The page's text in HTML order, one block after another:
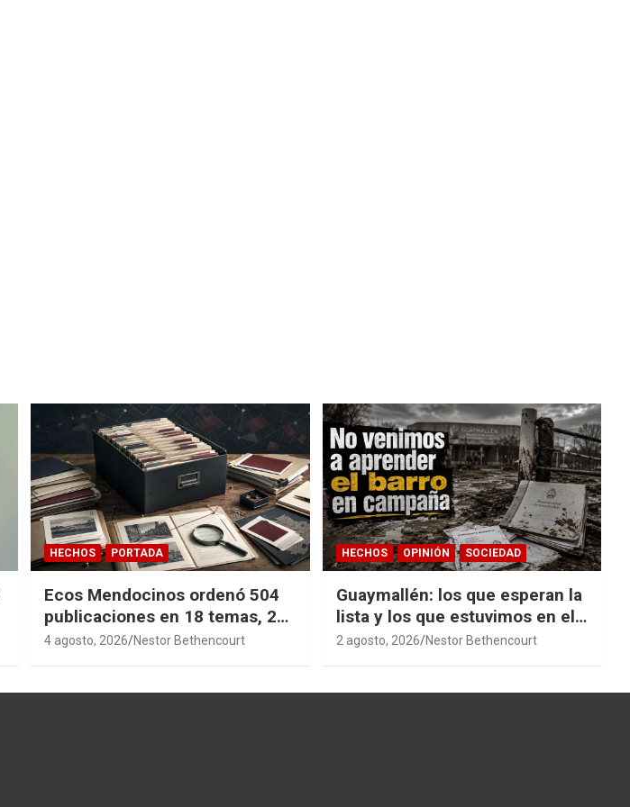
HECHOS PORTADA
Ecos Mendocinos ordenó 504
publicaciones en 18 temas, 27
sagas y 14 índices para
4 agosto, 2026 Nestor Bethencourt
HECHOS OPINIÓN SOCIEDAD
Guaymallén: los que esperan la
lista y los que estuvimos en el
barro
2 agosto, 2026 Nestor Bethencourt